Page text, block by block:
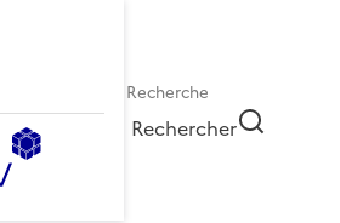
Rechercher